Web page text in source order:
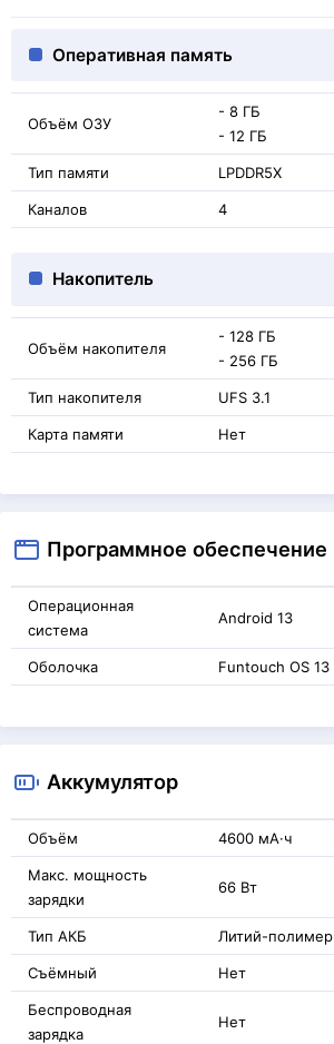
Оперативная память
Объём ОЗУ
- 8 ГБ
- 12 ГБ
Тип памяти LPDDR5X
Каналов 4
Накопитель
Объём накопителя
- 128 ГБ
- 256 ГБ
Тип накопителя UFS 3.1
Карта памяти Нет
Программное обеспечение
Операционная
система
Android 13
Оболочка Funtouch OS 13
Аккумулятор
Объём 4600 мА·ч
Макс. мощность
зарядки
66 Вт
Тип АКБ Литий-полимер
Съёмный Нет
Беспроводная
зарядка
Нет